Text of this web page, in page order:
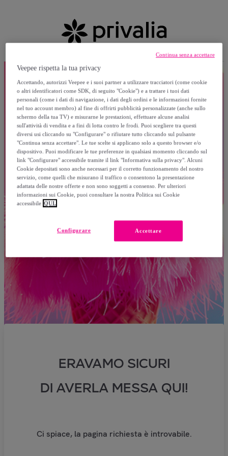
ERAVAMO SICURI
DI AVERLA MESSA QUI!
Ci spiace, la pagina richiesta è introvabile.
Veepee rispetta la tua privacy
Accettando, autorizzi Veepee e i suoi partner a utilizzare tracciatori (come cookie
o altri identificatori come SDK, di seguito "Cookie") e a trattare i tuoi dati
personali (come i dati di navigazione, i dati degli ordini e le informazioni fornite
nel tuo account membro) al fine di offrirti pubblicità personalizzate (anche sullo
schermo della tua TV) e misurarne le prestazioni, effettuare alcune analisi
sull'attività di vendita e a fini di lotta contro le frodi. Puoi scegliere tra questi
diversi usi cliccando su "Configurare" o rifiutare tutto cliccando sul pulsante
"Continua senza accettare". Le tue scelte si applicano solo a questo browser e/o
dispositivo. Puoi modificare le tue preferenze in qualsiasi momento cliccando sul
link "Configurare" accessibile tramite il link "Informativa sulla privacy". Alcuni
Cookie depositati sono anche necessari per il corretto funzionamento del nostro
servizio, come quelli che misurano il traffico o consentono la presentazione
adattata delle nostre offerte e non sono soggetti a consenso. Per ulteriori
informazioni sui Cookie, puoi consultare la nostra Politica sui Cookie
accessibile QUI.
Accettare
Configurare
Continua senza accettare